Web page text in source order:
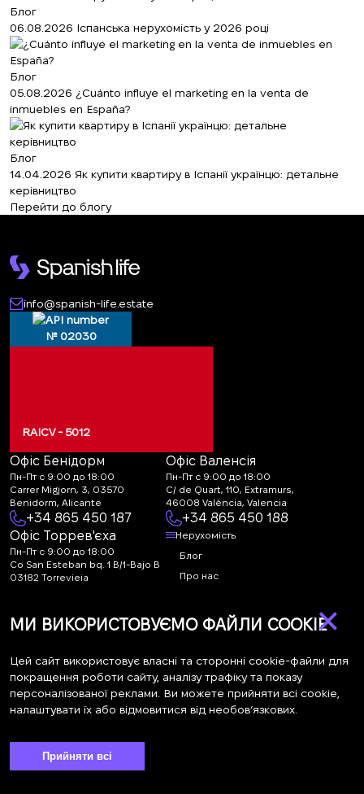
Блог
06.08.2026 Іспанська нерухомість у 2026 році
Блог
05.08.2026 ¿Cuánto influye el marketing en la venta de
inmuebles en España?
Блог
14.04.2026 Як купити квартиру в Іспанії українцю: детальне
керівництво
Перейти до блогу
info@spanish-life.estate
№ 02030
RAICV - 5012
Офіс Бенідорм
Пн-Пт с 9:00 до 18:00
Carrer Migjorn, 3, 03570
Benidorm, Alicante
+34 865 450 187
Офіс Валенсія
Пн-Пт с 9:00 до 18:00
C/ de Quart, 110, Extramurs,
46008 València, Valencia
+34 865 450 188
Офіс Торрев'єха
Пн-Пт с 9:00 до 18:00
Co San Esteban bq. 1 B/1-Bajo B
03182 Torrevieja
life.estate
Нерухомість
Блог
Про нас
Контакти
Підпишіться на наші новини. Щотижнева розсилка
×
МИ ВИКОРИСТОВУЄМО ФАЙЛИ COOKIE
Цей сайт використовує власні та сторонні cookie-файли для
покращення роботи сайту, аналізу трафіку та показу
персоналізованої реклами. Ви можете прийняти всі cookie,
налаштувати їх або відмовитися від необов’язкових.
Прийняти всі